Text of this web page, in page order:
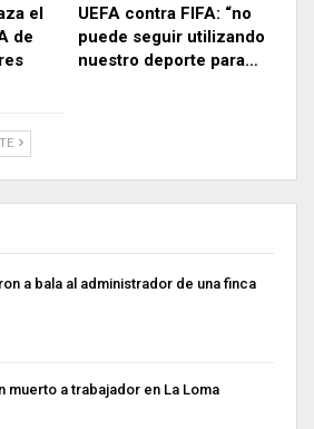
el
de
UEFA contra FIFA: “no
puede seguir utilizando
nuestro deporte para…
a bala al administrador de una finca
muerto a trabajador en La Loma